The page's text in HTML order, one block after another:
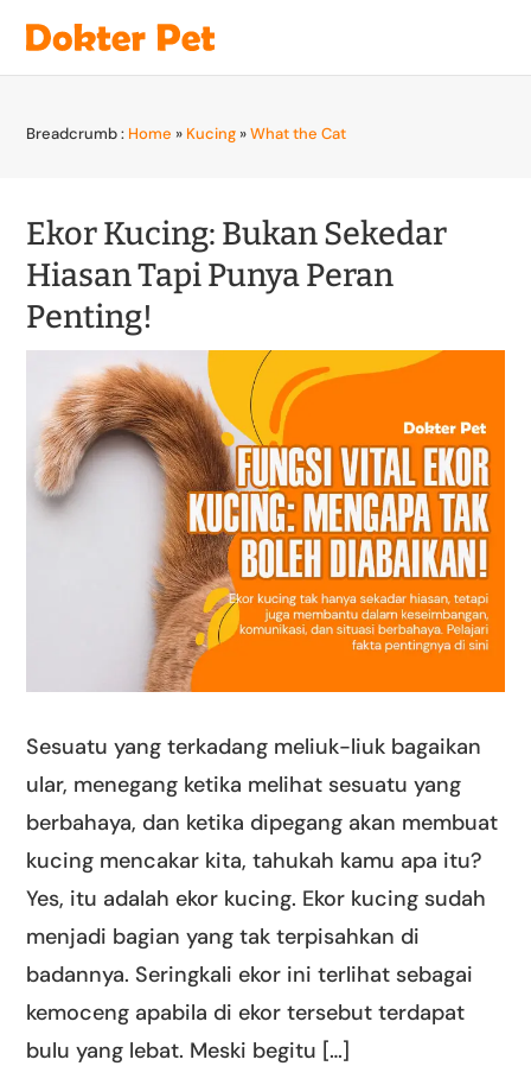
Breadcrumb : Home » Kucing »What the Cat
Ekor Kucing: Bukan Sekedar
Hiasan Tapi Punya Peran
Penting!
Sesuatu yang terkadang meliuk-liuk bagaikan
ular, menegang ketika melihat sesuatu yang
berbahaya, dan ketika dipegang akan membuat
kucing mencakar kita, tahukah kamu apa itu?
Yes, itu adalah ekor kucing. Ekor kucing sudah
menjadi bagian yang tak terpisahkan di
badannya. Seringkali ekor ini terlihat sebagai
kemoceng apabila di ekor tersebut terdapat
bulu yang lebat. Meski begitu […]